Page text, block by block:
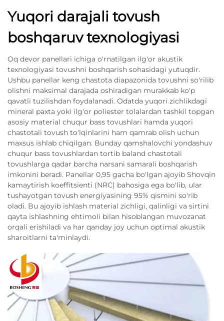
Yuqori darajali tovush
boshqaruv texnologiyasi
Oq devor panellari ichiga o'rnatilgan ilg'or akustik
texnologiyasi tovushni boshqarish sohasidagi yutuqdir.
Ushbu panellar keng chastota diapazonida tovushni so'rilib
olishni maksimal darajada oshiradigan murakkab ko'p
qavatli tuzilishdan foydalanadi. Odatda yuqori zichlikdagi
mineral paxta yoki ilg'or poliester tolalardan tashkil topgan
asosiy material chuqur bass tovushlari hamda yuqori
chastotali tovush to'lqinlarini ham qamrab olish uchun
maxsus ishlab chiqilgan. Bunday qamshalovchi yondashuv
chuqur bass tovushlardan tortib baland chastotali
tovushlarga qadar barcha narsani samarali boshqarish
imkonini beradi. Panellar 0,95 gacha bo'lgan ajoyib Shovqin
kamaytirish koeffitsienti (NRC) bahosiga ega bo'lib, ular
tushayotgan tovush energiyasining 95% qismini so'rib
oladi. Bu ajoyib ishlash material zichligi, qalinligi va sirtini
qayta ishlashning ehtimoli bilan hisoblangan muvozanat
orqali erishiladi va har qanday joy uchun optimal akustik
sharoitlarni ta'minlaydi.